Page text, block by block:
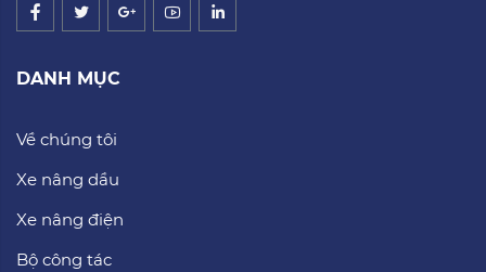
DANH MỤC
Về chúng tôi
Xe nâng dầu
Xe nâng điện
Bộ công tác